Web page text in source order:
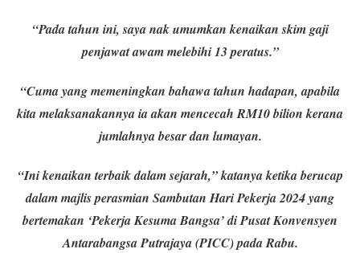
“Pada tahun ini, saya nak umumkan kenaikan skim gaji
penjawat awam melebihi 13 peratus.”
“Cuma yang memeningkan bahawa tahun hadapan, apabila
kita melaksanakannya ia akan mencecah RM10 bilion kerana
jumlahnya besar dan lumayan.
“Ini kenaikan terbaik dalam sejarah,” katanya ketika berucap
dalam majlis perasmian Sambutan Hari Pekerja 2024 yang
bertemakan ‘Pekerja Kesuma Bangsa’ di Pusat Konvensyen
Antarabangsa Putrajaya (PICC) pada Rabu.